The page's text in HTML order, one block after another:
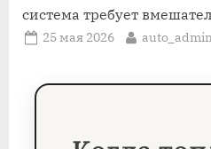
система требует
Posted
25 мая 2026 By